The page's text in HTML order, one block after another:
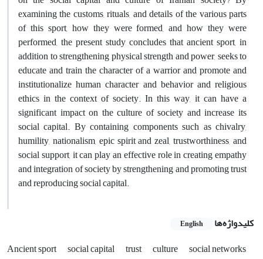
examining the customs, rituals, and details of the various parts
of this sport, how they were formed, and how they were
performed, the present study concludes that ancient sport, in
addition to strengthening physical strength and power, seeks to
educate and train the character of a warrior and promote and
institutionalize human character and behavior and religious
ethics in the context of society. In this way, it can have a
significant impact on the culture of society and increase its
social capital. By containing components such as chivalry,
humility, nationalism, epic spirit and zeal, trustworthiness, and
social support, it can play an effective role in creating empathy
and integration of society by strengthening and promoting trust
and reproducing social capital.
کلیدواژه‌ها English
Ancient sport social capital trust culture
social networks